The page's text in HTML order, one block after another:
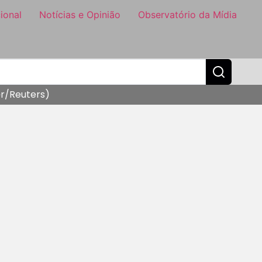
Notícias e Opinião Observatório da Mídia
Reuters)